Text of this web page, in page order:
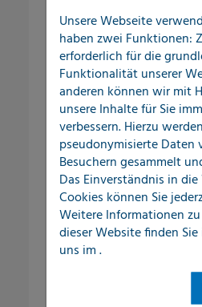
Wasserverluste und
im
Kommunen und
Unternehmen nicht nur
vor allem auch Zeit,
Menge
Selbst kleine
Versorgungsnetz
längeren Zeitraum
Wassermengen
den Schadensfall
vergrößern.
Leckortung im
Unsere Webseite
haben zwei Funktionen:
erforderlich für die
Funktionalität unserer
anderen können wir mit
unsere Inhalte für Sie
verbessern. Hierzu werden
pseudonymisierte Daten
Besuchern gesammelt
Das Einverständnis in
Cookies können Sie
Weitere Informationen
dieser Website finden
uns im.